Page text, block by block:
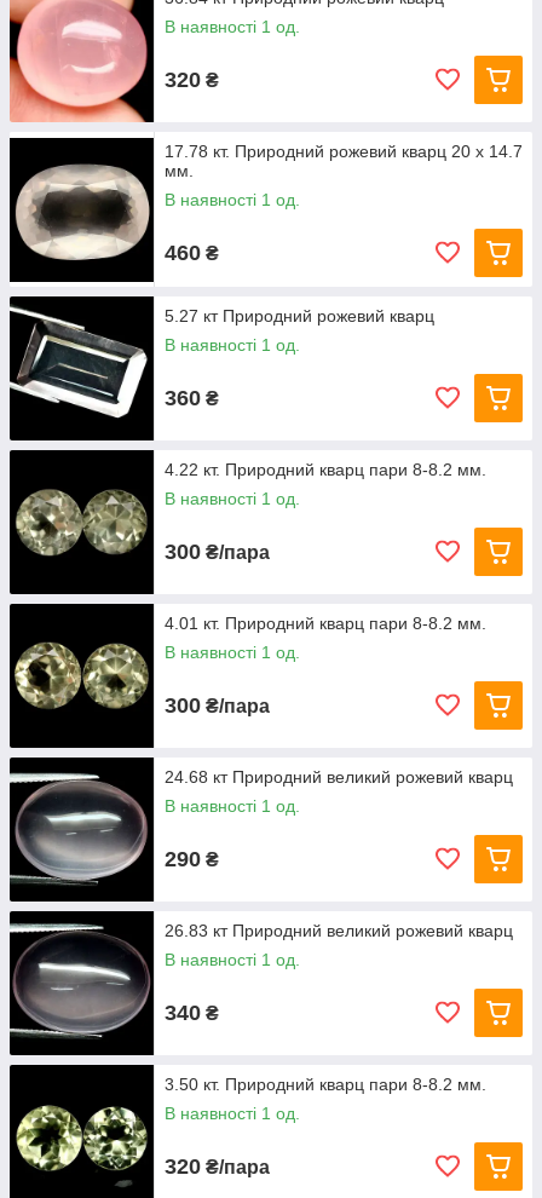
В наявності 1 од.
320 ₴
17.78 кт. Природний рожевий кварц 20 х 14.7
мм.
В наявності 1 од.
460 ₴
5.27 кт Природний рожевий кварц
В наявності 1 од.
360 ₴
4.22 кт. Природний кварц пари 8-8.2 мм.
В наявності 1 од.
300 ₴/пара
4.01 кт. Природний кварц пари 8-8.2 мм.
В наявності 1 од.
300 ₴/пара
24.68 кт Природний великий рожевий кварц
В наявності 1 од.
290 ₴
26.83 кт Природний великий рожевий кварц
В наявності 1 од.
340 ₴
3.50 кт. Природний кварц пари 8-8.2 мм.
В наявності 1 од.
320 ₴/пара